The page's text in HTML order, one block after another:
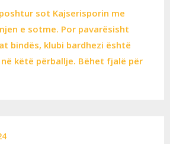
sot Kajserisporin me
e sotme. Por pavarësisht
bindës, klubi bardhezi është
në këtë përballje. Bëhet fjalë për